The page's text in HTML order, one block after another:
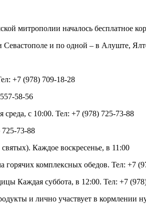
митрополии началось бесплатное
Севастополе и по одной – в Алуште,
+7 (978) 709-18-28
58-56
с 10:00. Тел: +7 (978) 725-73-88
73-88
Каждое воскресенье, в 11:00
горячих комплексных обедов. Тел: +7
Каждая суббота, в 12:00. Тел: +7
и лично участвует в кормлении